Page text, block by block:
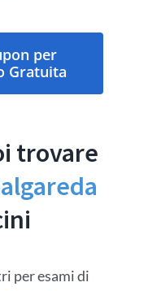
per
Gratuita
trovare
per esami di